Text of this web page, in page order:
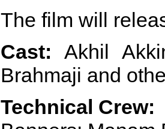
The film will
Cast: Akhil
Brahmaji and
Technical Crew: